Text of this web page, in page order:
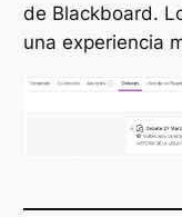
de Blackboard.
una experiencia